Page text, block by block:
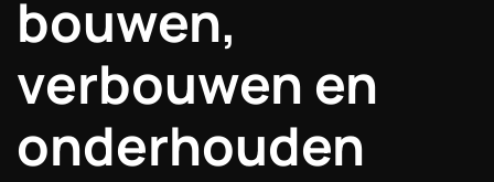
bouwen,
verbouwen en
onderhouden